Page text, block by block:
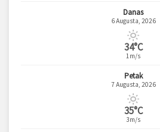
Danas
6 Augusta, 2026
34°C
1m/s
Petak
7 Augusta, 2026
35°C
3m/s